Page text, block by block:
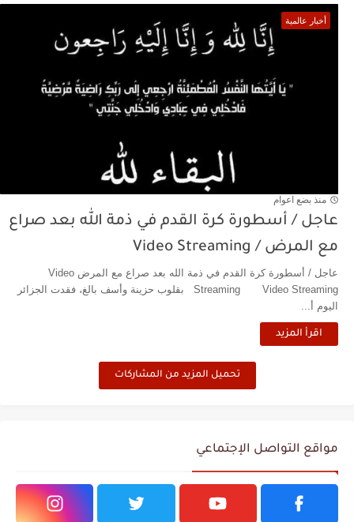
أخبار عالمية
منذ بضع اعوام
عاجل / أسطورة كرة القدم في ذمة الله بعد صراع
مع المرض / Video Streaming
عاجل / أسطورة كرة القدم في ذمة الله بعد صراع مع المرض Video
Streaming Video Streaming بقلوب حزينة وأسف بالغ، فقدت الجزائر
اليوم أ...
اقرأ المزيد
تحميل المزيد من المشاركات
مواقع التواصل الإجتماعي